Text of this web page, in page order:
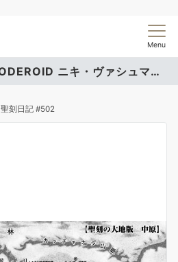
Menu
初プラモデル化！『MODEROID ニキ・ヴァシュマール』
聖刻日記 #502